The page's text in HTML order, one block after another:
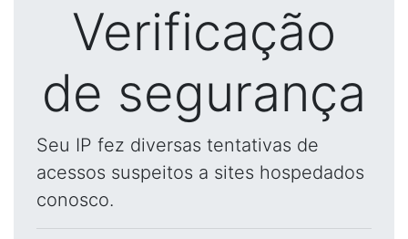
Verificação
de segurança
Seu IP fez diversas tentativas de
acessos suspeitos a sites hospedados
conosco.